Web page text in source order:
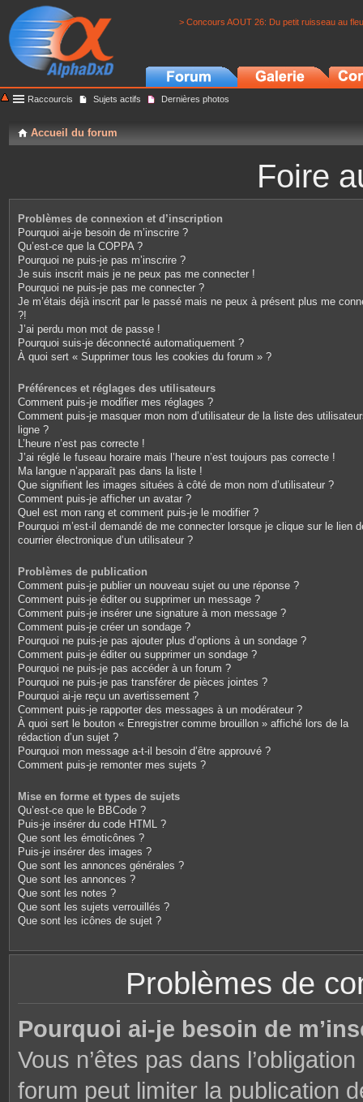
> Concours AOUT 26: Du petit ruisseau au
Raccourcis Sujets actifs Dernières photos
Accueil du forum
Foire
Problèmes de connexion et d’inscription
Pourquoi ai-je besoin de m’inscrire ?
Qu’est-ce que la COPPA ?
Pourquoi ne puis-je pas m’inscrire ?
Je suis inscrit mais je ne peux pas me connecter !
Pourquoi ne puis-je pas me connecter ?
Je m’étais déjà inscrit par le passé mais ne peux à présent plus me
?!
J’ai perdu mon mot de passe !
Pourquoi suis-je déconnecté automatiquement ?
À quoi sert « Supprimer tous les cookies du forum » ?
Préférences et réglages des utilisateurs
Comment puis-je modifier mes réglages ?
Comment puis-je masquer mon nom d’utilisateur de la liste des
ligne ?
L’heure n’est pas correcte !
J’ai réglé le fuseau horaire mais l’heure n’est toujours pas correcte !
Ma langue n’apparaît pas dans la liste !
Que signifient les images situées à côté de mon nom d’utilisateur ?
Comment puis-je afficher un avatar ?
Quel est mon rang et comment puis-je le modifier ?
Pourquoi m’est-il demandé de me connecter lorsque je clique sur le lien
courrier électronique d’un utilisateur ?
Problèmes de publication
Comment puis-je publier un nouveau sujet ou une réponse ?
Comment puis-je éditer ou supprimer un message ?
Comment puis-je insérer une signature à mon message ?
Comment puis-je créer un sondage ?
Pourquoi ne puis-je pas ajouter plus d’options à un sondage ?
Comment puis-je éditer ou supprimer un sondage ?
Pourquoi ne puis-je pas accéder à un forum ?
Pourquoi ne puis-je pas transférer de pièces jointes ?
Pourquoi ai-je reçu un avertissement ?
Comment puis-je rapporter des messages à un modérateur ?
À quoi sert le bouton « Enregistrer comme brouillon » affiché lors de la
rédaction d’un sujet ?
Pourquoi mon message a-t-il besoin d’être approuvé ?
Comment puis-je remonter mes sujets ?
Mise en forme et types de sujets
Qu’est-ce que le BBCode ?
Puis-je insérer du code HTML ?
Que sont les émoticônes ?
Puis-je insérer des images ?
Que sont les annonces générales ?
Que sont les annonces ?
Que sont les notes ?
Que sont les sujets verrouillés ?
Que sont les icônes de sujet ?
Problèmes de
Pourquoi ai-je besoin de
Vous n’êtes pas dans
forum peut limiter la publication